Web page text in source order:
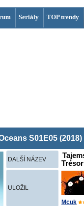
Seriály TOP trendy
S01E05 (2018)
DALŠÍ NÁZEV
ULOŽIL
Mcuk